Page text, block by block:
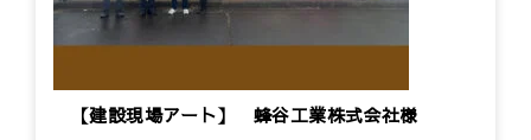
【建設現場アート】 蜂谷工業株式会社様